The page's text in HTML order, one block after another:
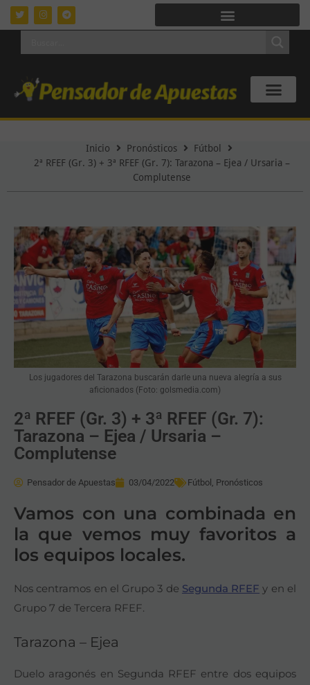
Inicio Pronósticos
Fútbol
2ª RFEF (Gr. 3) + 3ª RFEF (Gr. 7): Tarazona – Ejea / Ursaria –
Complutense
Los jugadores del Tarazona buscarán darle una nueva alegría a sus
aficionados (Foto: golsmedia.com)
2ª RFEF (Gr. 3) + 3ª RFEF (Gr. 7):
Tarazona – Ejea / Ursaria –
Complutense
Pensador de Apuestas 03/04/2022 Fútbol , Pronósticos
Vamos con una combinada en
la que vemos muy favoritos a
los equipos locales.
Nos centramos en el Grupo 3 de Segunda RFEF y en el
Grupo 7 de Tercera RFEF.
Tarazona – Ejea
Duelo aragonés en Segunda RFEF entre dos equipos